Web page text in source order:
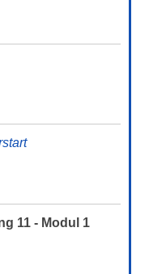
11 - Modul 1